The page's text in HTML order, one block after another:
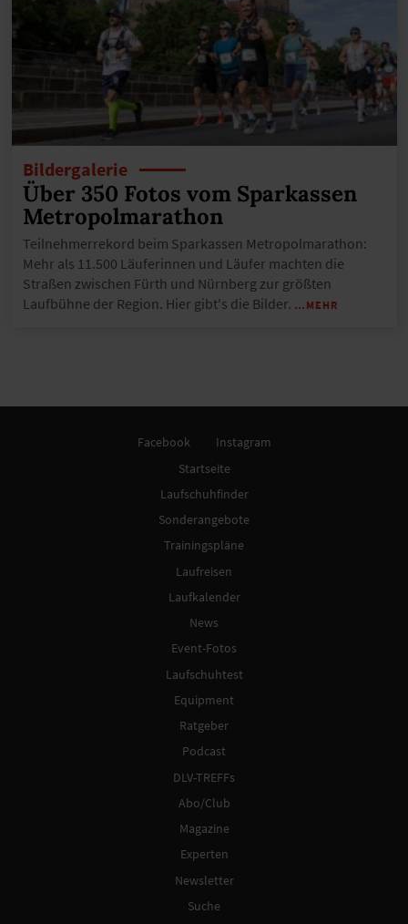
Bildergalerie
Über 350 Fotos vom Sparkassen
Metropolmarathon
Teilnehmerrekord beim Sparkassen Metropolmarathon:
Mehr als 11.500 Läuferinnen und Läufer machten die
Straßen zwischen Fürth und Nürnberg zur größten
Laufbühne der Region. Hier gibt's die Bilder. …MEHR
Facebook
Instagram
Startseite
Laufschuhfinder
Sonderangebote
Trainingspläne
Laufreisen
Laufkalender
News
Event-Fotos
Laufschuhtest
Equipment
Ratgeber
Podcast
DLV-TREFFs
Abo/Club
Magazine
Experten
Newsletter
Suche